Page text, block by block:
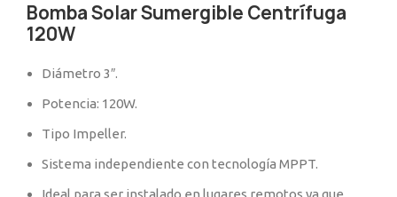
Bomba Solar Sumergible Centrífuga
120W
Diámetro 3″.
Potencia: 120W.
Tipo Impeller.
Sistema independiente con tecnología MPPT.
Ideal para ser instalado en lugares remotos ya que